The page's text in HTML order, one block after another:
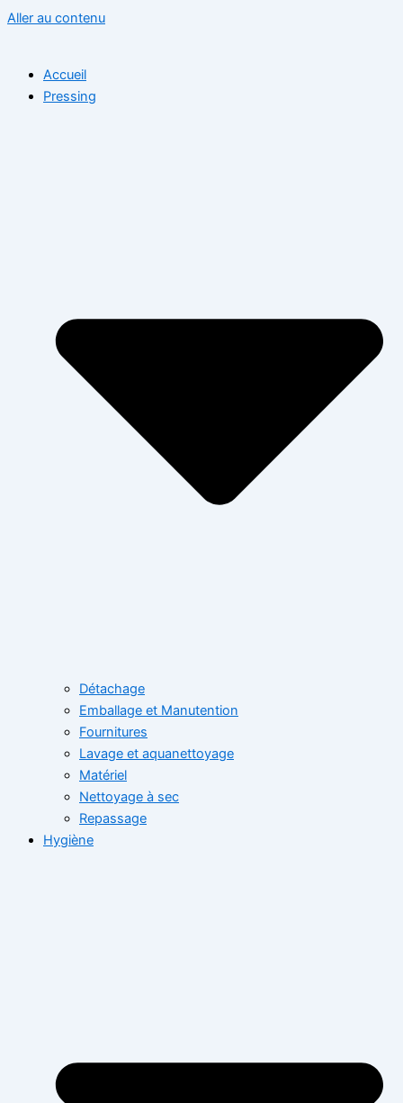
Aller au contenu
Accueil
Pressing
Détachage
Emballage et Manutention
Fournitures
Lavage et aquanettoyage
Matériel
Nettoyage à sec
Repassage
Hygiène